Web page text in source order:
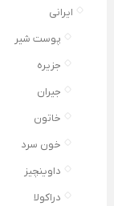
ایرانی
پوست شیر
جزیره
جیران
خاتون
خون سرد
داوینچیز
دراکولا